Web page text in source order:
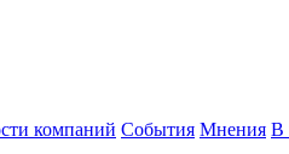
компаний События Мнения В